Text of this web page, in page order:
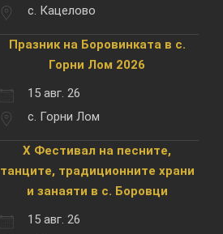
с. Кацелово
Празник на Боровинката в с.
Горни Лом 2026
15 авг. 26
с. Горни Лом
X Фестивал на песните,
танците, традиционните храни
и занаяти в с. Боровци
15 авг. 26